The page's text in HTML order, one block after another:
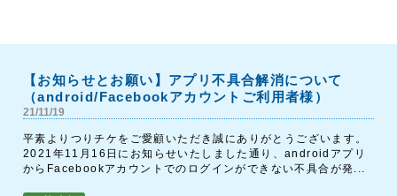
【お知らせとお願い】アプリ不具合解消について
（android/Facebookアカウントご利用者様）
21/11/19
平素よりつりチケをご愛顧いただき誠にありがとうございます。
2021年11月16日にお知らせいたしました通り、androidアプリ
からFacebookアカウントでのログインができない不具合が発...